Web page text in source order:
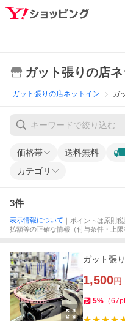
ガット張りの店
ガット張りの店ネットイン ガ
価格帯 送料無料
カテゴリ
3件
表示情報について ｜ポイントは原則
払額等の正確な情報（付与条件・上
ガット張
1,500円
5% （67pt